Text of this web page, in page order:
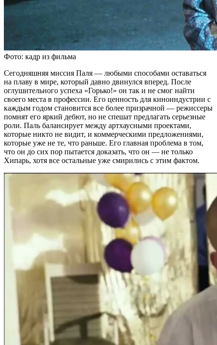
Фото: кадр из фильма
Сегодняшняя миссия Паля — любыми способами оставаться
на плаву в мире, который давно двинулся вперед. После
оглушительного успеха «Горько!» он так и не смог найти
своего места в профессии. Его ценность для киноиндустрии с
каждым годом становится все более призрачной — режиссеры
помнят его яркий дебют, но не спешат предлагать серьезные
роли. Паль балансирует между артхаусными проектами,
которые никто не видит, и коммерческими предложениями,
которые уже не те, что раньше. Его главная проблема в том,
что он до сих пор пытается доказать, что он — не только
Хипарь, хотя все остальные уже смирились с этим фактом.